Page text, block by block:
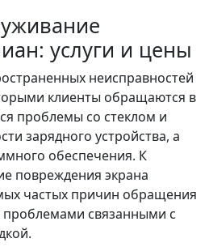
услуги и цены
неисправностей
клиенты обращаются в
проблемы со стеклом и
зарядного устройства, а
обеспечения. К
повреждения экрана
частых причин обращения
проблемами связанными с